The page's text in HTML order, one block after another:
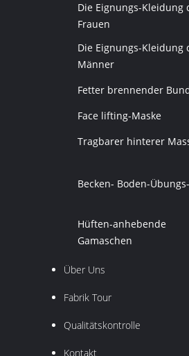
Die Eignungs-Kleidung
Frauen
Die Eignungs-Kleidung
Männer
Fetter brennender
Face lifting-Maske
Tragbarer hinterer
Becken- Boden-
Hüften-anhebende
Gamaschen
Über Uns
Fabrik Tour
Qualitätskontrolle
Kontakt